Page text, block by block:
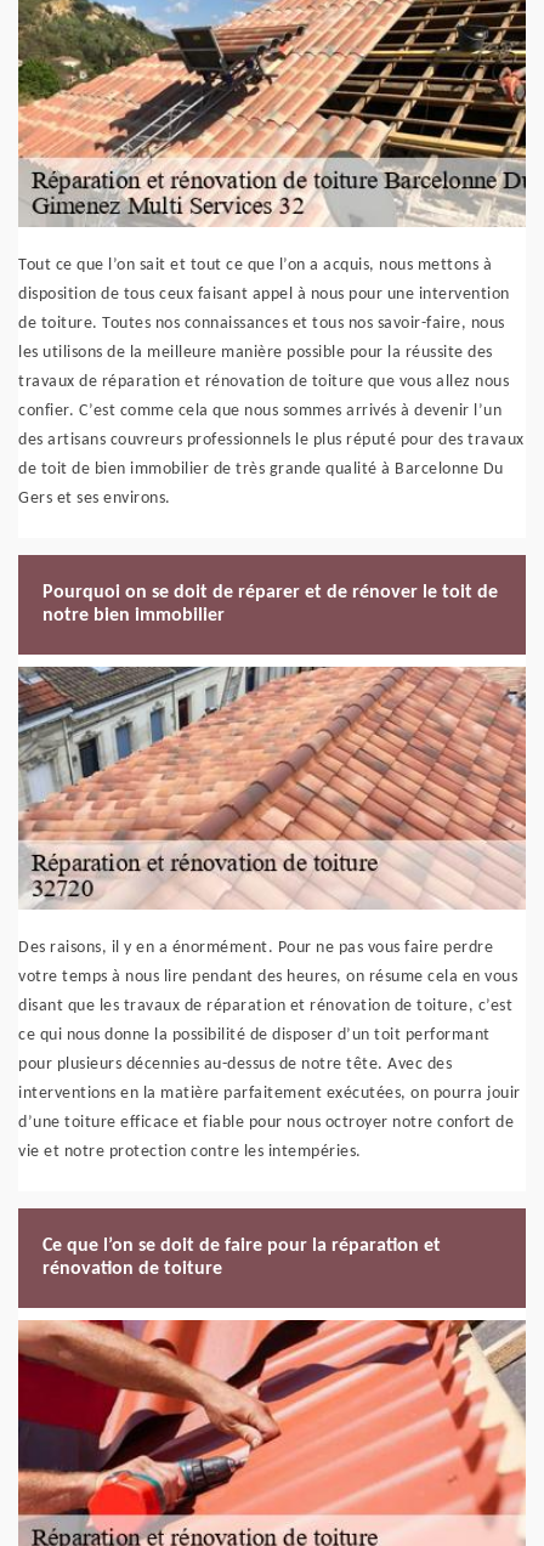
Tout ce que l’on sait et tout ce que l’on a acquis, nous mettons à
disposition de tous ceux faisant appel à nous pour une intervention
de toiture. Toutes nos connaissances et tous nos savoir-faire, nous
les utilisons de la meilleure manière possible pour la réussite des
travaux de réparation et rénovation de toiture que vous allez nous
confier. C’est comme cela que nous sommes arrivés à devenir l’un
des artisans couvreurs professionnels le plus réputé pour des travaux
de toit de bien immobilier de très grande qualité à Barcelonne Du
Gers et ses environs.
Pourquoi on se doit de réparer et de rénover le toit de
notre bien immobilier
Des raisons, il y en a énormément. Pour ne pas vous faire perdre
votre temps à nous lire pendant des heures, on résume cela en vous
disant que les travaux de réparation et rénovation de toiture, c’est
ce qui nous donne la possibilité de disposer d’un toit performant
pour plusieurs décennies au-dessus de notre tête. Avec des
interventions en la matière parfaitement exécutées, on pourra jouir
d’une toiture efficace et fiable pour nous octroyer notre confort de
vie et notre protection contre les intempéries.
Ce que l’on se doit de faire pour la réparation et
rénovation de toiture